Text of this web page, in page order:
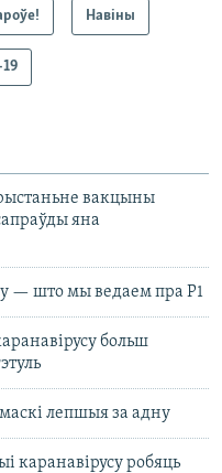
Навіны
19
вакцыны
яна
— што мы ведаем пра P1
больш
лепшыя за адну
каранавірусу робяць